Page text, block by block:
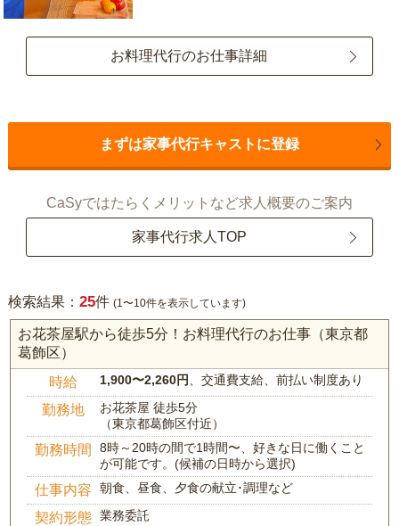
お料理代行のお仕事詳細
まずは家事代行キャストに登録
CaSyではたらくメリットなど求人概要のご案内
家事代行求人TOP
検索結果： 25件 (1〜10件を表示しています)
お花茶屋駅から徒歩5分！お料理代行のお仕事（東京都
葛飾区）
時給 1,900〜2,260円 、交通費支給、前払い制度あり
勤務地
お花茶屋 徒歩5分
（東京都葛飾区付近）
勤務時間
8時～20時の間で1時間〜、好きな日に働くこと
が可能です。(候補の日時から選択)
仕事内容 朝食、昼食、夕食の献立･調理など
契約形態 業務委託